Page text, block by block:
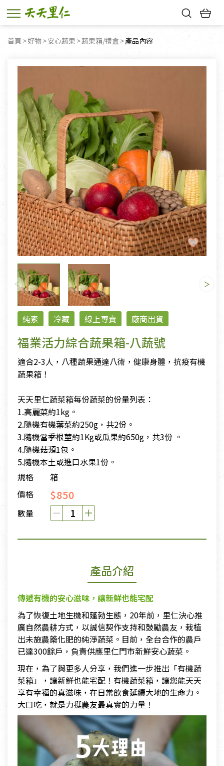
首頁 好物 安心蔬果 蔬果箱/禮盒 目前頁面：
產品內容
純素 冷藏 線上專賣 廠商出貨
福業活力綜合蔬果箱-八蔬號
適合2-3人，八種蔬果通達八術，健康身體，抗疫有機
蔬果箱！
天天里仁蔬菜箱每份蔬菜的份量列表：
1.高麗菜約1kg。
2.隨機有機葉菜約250g，共2份。
3.隨機當季根莖約1Kg或瓜果約650g，共3份 。
4.隨機菇類1包。
5.隨機本土或進口水果1份。
規格
箱
價格
$850
數量
產品介紹
傳遞有機的安心滋味，讓新鮮也能宅配
為了恢復土地生機和蓬勃生態，20年前，里仁決心推
廣自然農耕方式，以誠信契作支持和鼓勵農友，栽植
出未施農藥化肥的純淨蔬菜。目前，全台合作的農戶
已達300餘戶，負責供應里仁門市新鮮安心蔬菜。
現在，為了與更多人分享，我們進一步推出「有機蔬
菜箱」，讓新鮮也能宅配！有機蔬菜箱，讓您能天天
享有幸福的真滋味，在日常飲食延續大地的生命力。
大口吃，就是力挺農友最真實的力量！